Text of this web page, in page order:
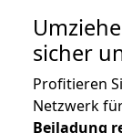
sicher
Profitieren
Netzwerk
Beiladung